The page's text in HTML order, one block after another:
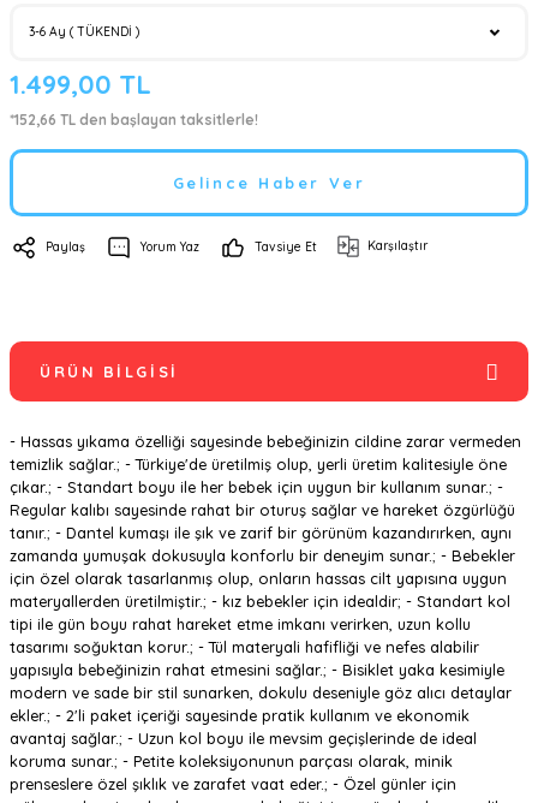
1.499,00 TL
*152,66 TL den başlayan taksitlerle!
Gelince Haber Ver
Paylaş Yorum Yaz Tavsiye Et Karşılaştır
ÜRÜN BILGISI
- Hassas yıkama özelliği sayesinde bebeğinizin cildine zarar vermeden
temizlik sağlar.; - Türkiye'de üretilmiş olup, yerli üretim kalitesiyle öne
çıkar.; - Standart boyu ile her bebek için uygun bir kullanım sunar.; -
Regular kalıbı sayesinde rahat bir oturuş sağlar ve hareket özgürlüğü
tanır.; - Dantel kumaşı ile şık ve zarif bir görünüm kazandırırken, aynı
zamanda yumuşak dokusuyla konforlu bir deneyim sunar.; - Bebekler
için özel olarak tasarlanmış olup, onların hassas cilt yapısına uygun
materyallerden üretilmiştir.; - kız bebekler için idealdir; - Standart kol
tipi ile gün boyu rahat hareket etme imkanı verirken, uzun kollu
tasarımı soğuktan korur.; - Tül materyali hafifliği ve nefes alabilir
yapısıyla bebeğinizin rahat etmesini sağlar.; - Bisiklet yaka kesimiyle
modern ve sade bir stil sunarken, dokulu deseniyle göz alıcı detaylar
ekler.; - 2'li paket içeriği sayesinde pratik kullanım ve ekonomik
avantaj sağlar.; - Uzun kol boyu ile mevsim geçişlerinde de ideal
koruma sunar.; - Petite koleksiyonunun parçası olarak, minik
prenseslere özel şıklık ve zarafet vaat eder.; - Özel günler için